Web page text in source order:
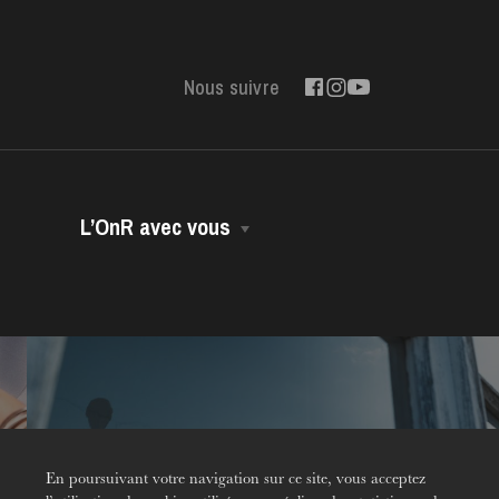
En poursuivant votre navigation sur ce site, vous acceptez
Nous suivre
L’OnR avec vous
Opéra-Bus
Contact